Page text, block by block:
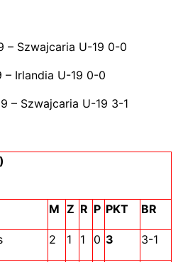
– Szwajcaria U-19 0-0
– Irlandia U-19 0-0
– Szwajcaria U-19 3-1
(1965)
M Z R P PKT BR
2 1 1 0 3 3-1